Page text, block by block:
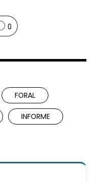
0
FORAL
INFORME